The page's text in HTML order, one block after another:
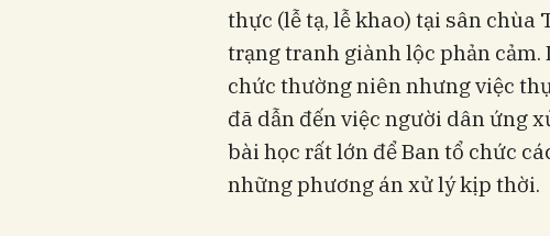
thực (lễ tạ, lễ khao) tại sân chùa
trạng tranh giành lộc phản
chức thường niên nhưng việc
đã dẫn đến việc người dân ứng
bài học rất lớn để Ban tổ chức
những phương án xử lý kịp thời.